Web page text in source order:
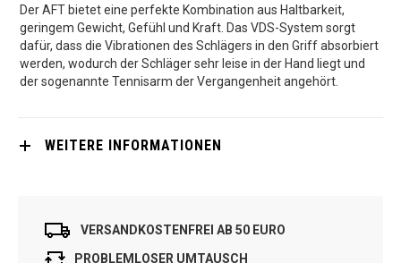
Der AFT bietet eine perfekte Kombination aus Haltbarkeit,
geringem Gewicht, Gefühl und Kraft. Das VDS-System sorgt
dafür, dass die Vibrationen des Schlägers in den Griff absorbiert
werden, wodurch der Schläger sehr leise in der Hand liegt und
der sogenannte Tennisarm der Vergangenheit angehört.
WEITERE INFORMATIONEN
VERSANDKOSTENFREI AB 50 EURO
PROBLEMLOSER UMTAUSCH